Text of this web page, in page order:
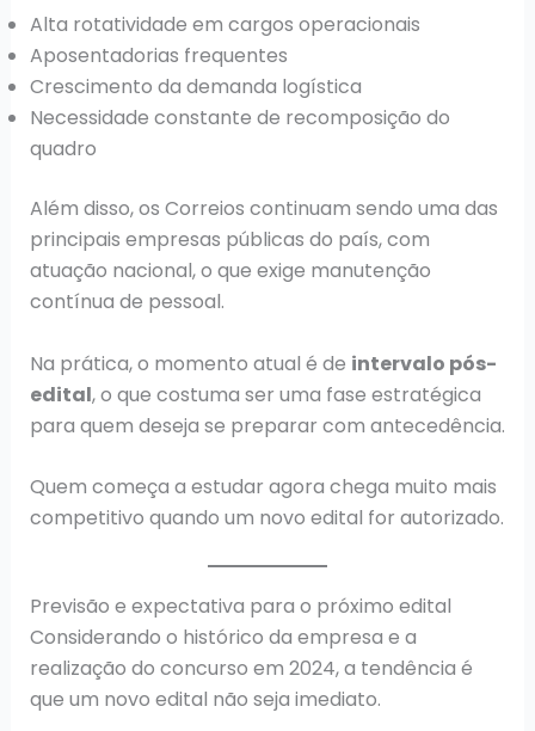
Alta rotatividade em cargos operacionais
Aposentadorias frequentes
Crescimento da demanda logística
Necessidade constante de recomposição do
quadro
Além disso, os Correios continuam sendo uma das
principais empresas públicas do país, com
atuação nacional, o que exige manutenção
contínua de pessoal.
Na prática, o momento atual é de intervalo pós-
edital, o que costuma ser uma fase estratégica
para quem deseja se preparar com antecedência.
Quem começa a estudar agora chega muito mais
competitivo quando um novo edital for autorizado.
Previsão e expectativa para o próximo edital
Considerando o histórico da empresa e a
realização do concurso em 2024, a tendência é
que um novo edital não seja imediato.